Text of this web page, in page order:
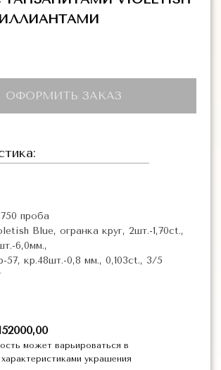
ОФОРМИТЬ ЗАКАЗ
проба
Blue, огранка круг, 2шт.-1,70ct.,
6,0мм.,
57, кр.48шт.-0,8 мм., 0,103ct., 3/5
может варьироваться в
украшения